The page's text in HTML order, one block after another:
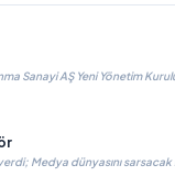
Sanayi AŞ Yeni Yönetim
Küresel Vizyon Vurgusu
Medya dünyasını sarsacak